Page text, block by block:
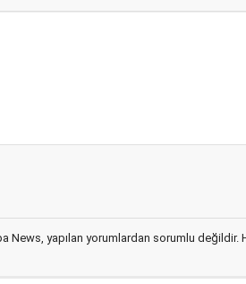
yapılan yorumlardan sorumlu değildir.